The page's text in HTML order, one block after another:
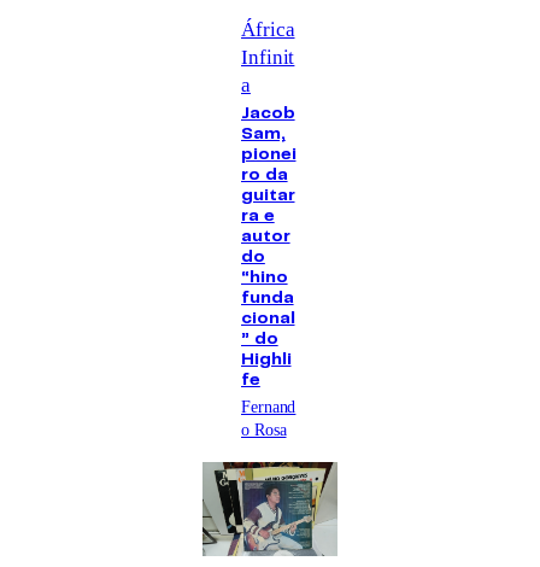
África
Infinit
a
Jacob
Sam,
pionei
ro da
guitar
ra e
autor
do
“hino
funda
cional
” do
Highli
fe
Fernand
o Rosa